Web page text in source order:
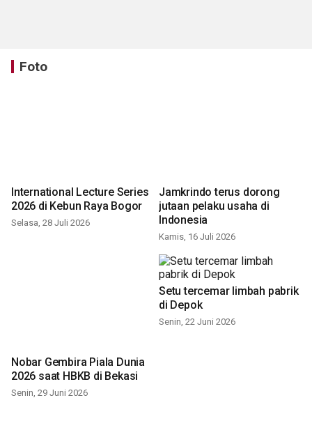
Foto
International Lecture Series
2026 di Kebun Raya Bogor
Selasa, 28 Juli 2026
Jamkrindo terus dorong
jutaan pelaku usaha di
Indonesia
Kamis, 16 Juli 2026
Nobar Gembira Piala Dunia
2026 saat HBKB di Bekasi
Senin, 29 Juni 2026
Setu tercemar limbah pabrik
di Depok
Senin, 22 Juni 2026